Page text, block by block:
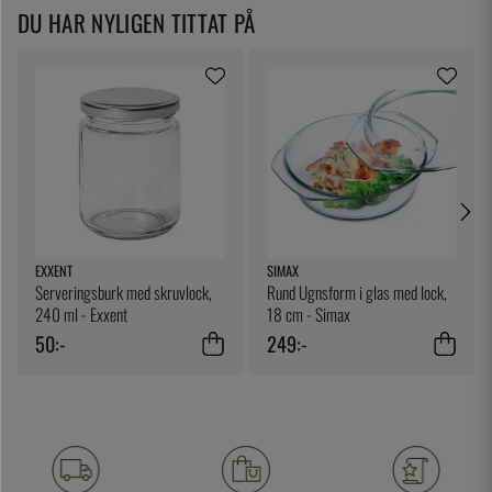
DU HAR NYLIGEN TITTAT PÅ
EXXENT
Serveringsburk med skruvlock,
240 ml - Exxent
50:-
SIMAX
Rund Ugnsform i glas med lock,
18 cm - Simax
249:-